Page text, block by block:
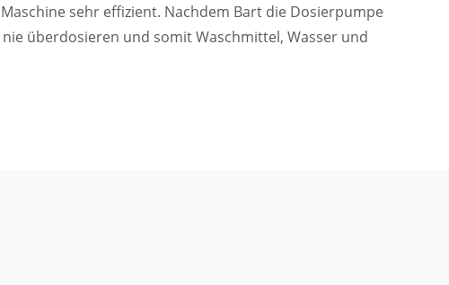
sehr effizient. Nachdem Bart die Dosierpumpe
überdosieren und somit Waschmittel, Wasser und